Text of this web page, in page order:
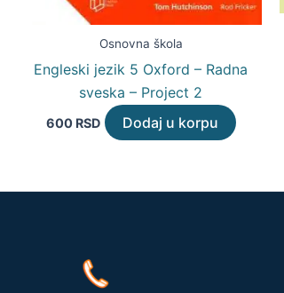
Osnovna škola
Engleski jezik 5 Oxford – Radna
sveska – Project 2
600 RSD Dodaj u korpu